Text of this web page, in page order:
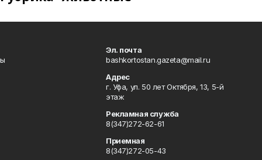
Эл. почта
bashkortostan.gazeta@mail.ru
Адрес
г. Уфа, ул. 50 лет Октября, 13, 5-й
этаж
Рекламная служба
8(347)272-62-61
Приемная
8(347)272-05-43